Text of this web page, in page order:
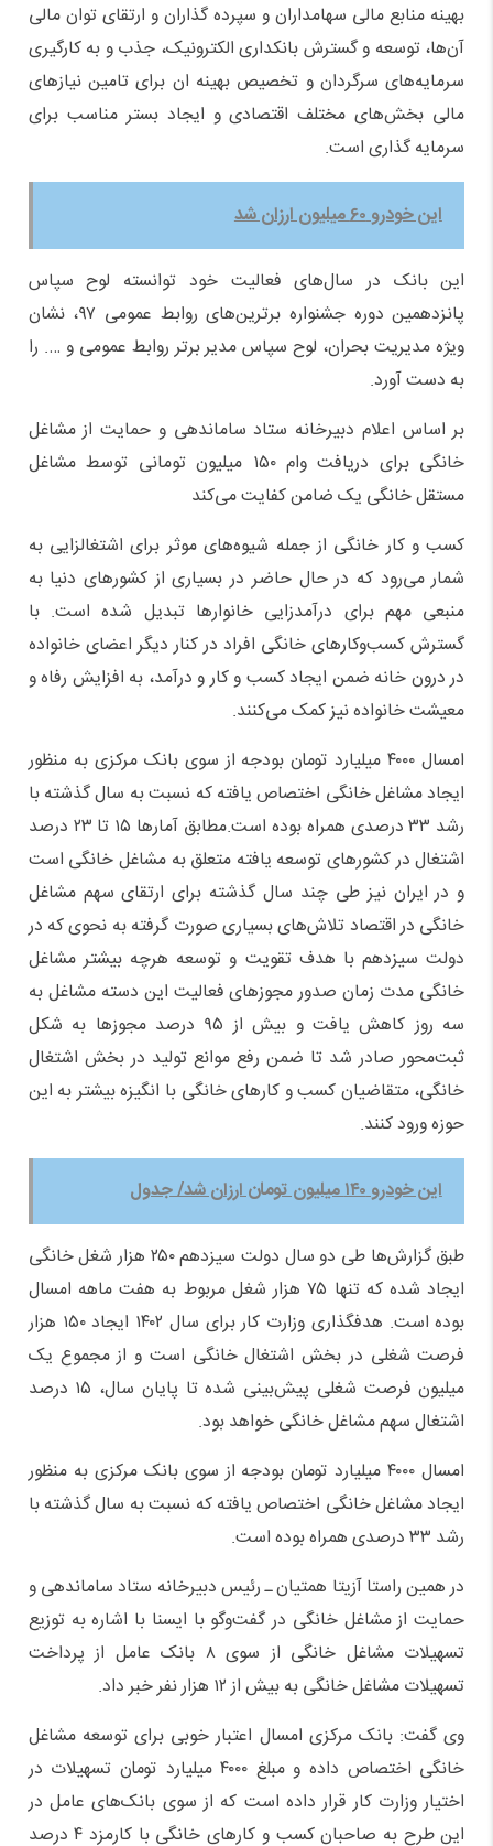
بهینه منابع مالی سهامداران و سپرده گذاران و ارتقای توان مالی
آن‌ها، توسعه و گسترش بانکداری الکترونیک، جذب و به کارگیری
سرمایه‌های سرگردان و تخصیص بهینه ان برای تامین نیازهای
مالی بخش‌های مختلف اقتصادی و ایجاد بستر مناسب برای
سرمایه گذاری است.
این خودرو ۶۰ میلیون ارزان شد
این بانک در سال‌های فعالیت خود توانسته لوح سپاس
پانزدهمین دوره جشنواره برترین‌های روابط عمومی ۹۷، نشان
ویژه مدیریت بحران، لوح سپاس مدیر برتر روابط عمومی و …. را
به دست آورد.
بر اساس اعلام دبیرخانه ستاد ساماندهی و حمایت از مشاغل
خانگی برای دریافت وام ۱۵۰ میلیون تومانی توسط مشاغل
مستقل خانگی یک ضامن کفایت می‌کند
کسب و کار خانگی از جمله شیوه‌های موثر برای اشتغالزایی به
شمار می‌رود که در حال حاضر در بسیاری از کشورهای دنیا به
منبعی مهم برای درآمدزایی خانوارها تبدیل شده است. با
گسترش کسب‌وکارهای خانگی افراد در کنار دیگر اعضای خانواده
در درون خانه ضمن ایجاد کسب و کار و درآمد، به افزایش رفاه و
معیشت خانواده نیز کمک می‌کنند.
امسال ۴۰۰۰ میلیارد تومان بودجه از سوی بانک مرکزی به منظور
ایجاد مشاغل خانگی اختصاص یافته که نسبت به سال گذشته با
رشد ۳۳ درصدی همراه بوده است.مطابق آمارها ۱۵ تا ۲۳ درصد
اشتغال در کشورهای توسعه یافته متعلق به مشاغل خانگی است
و در ایران نیز طی چند سال گذشته برای ارتقای سهم مشاغل
خانگی در اقتصاد تلاش‌های بسیاری صورت گرفته به نحوی که در
دولت سیزدهم با هدف تقویت و توسعه هرچه بیشتر مشاغل
خانگی مدت زمان صدور مجوزهای فعالیت این دسته مشاغل به
سه روز کاهش یافت و بیش از ۹۵ درصد مجوزها به شکل
ثبت‌محور صادر شد تا ضمن رفع موانع تولید در بخش اشتغال
خانگی، متقاضیان کسب و کارهای خانگی با انگیزه بیشتر به این
حوزه ورود کنند.
این خودرو ۱۴۰ میلیون تومان ارزان شد/ جدول
طبق گزارش‌ها طی دو سال دولت سیزدهم ۲۵۰ هزار شغل خانگی
ایجاد شده که تنها ۷۵ هزار شغل مربوط به هفت ماهه امسال
بوده است. هدفگذاری وزارت کار برای سال ۱۴۰۲ ایجاد ۱۵۰ هزار
فرصت شغلی در بخش اشتغال خانگی است و از مجموع یک
میلیون فرصت شغلی پیش‌بینی شده تا پایان سال، ۱۵ درصد
اشتغال سهم مشاغل خانگی خواهد بود.
امسال ۴۰۰۰ میلیارد تومان بودجه از سوی بانک مرکزی به منظور
ایجاد مشاغل خانگی اختصاص یافته که نسبت به سال گذشته با
رشد ۳۳ درصدی همراه بوده است.
در همین راستا آزیتا همتیان ـ رئیس دبیرخانه ستاد ساماندهی و
حمایت از مشاغل خانگی در گفت‌وگو با ایسنا با اشاره به توزیع
تسهیلات مشاغل خانگی از سوی ۸ بانک عامل از پرداخت
تسهیلات مشاغل خانگی به بیش از ۱۲ هزار نفر خبر داد.
وی گفت: بانک مرکزی امسال اعتبار خوبی برای توسعه مشاغل
خانگی اختصاص داده و مبلغ ۴۰۰۰ میلیارد تومان تسهیلات در
اختیار وزارت کار قرار داده است که از سوی بانک‌های عامل در
این طرح به صاحبان کسب و کارهای خانگی با کارمزد ۴ درصد